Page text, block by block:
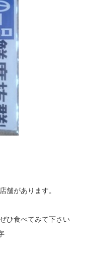
舗があります。
ひ食べてみて下さい